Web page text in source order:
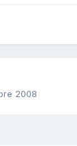
2008